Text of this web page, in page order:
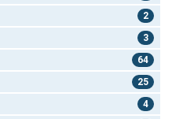
2
3
64
25
4